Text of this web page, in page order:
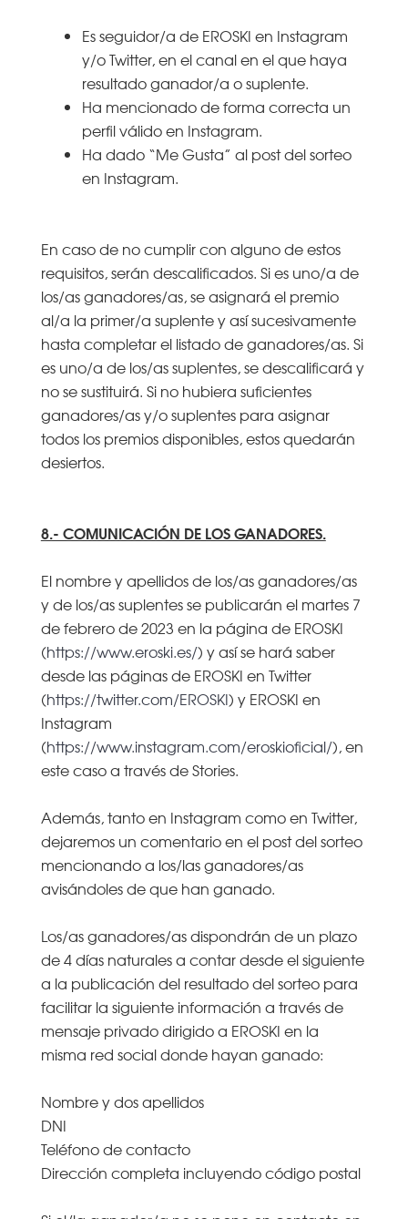
Es seguidor/a de EROSKI en Instagram
y/o Twitter, en el canal en el que haya
resultado ganador/a o suplente.
Ha mencionado de forma correcta un
perfil válido en Instagram.
Ha dado “Me Gusta” al post del sorteo
en Instagram.
En caso de no cumplir con alguno de estos
requisitos, serán descalificados. Si es uno/a de
los/as ganadores/as, se asignará el premio
al/a la primer/a suplente y así sucesivamente
hasta completar el listado de ganadores/as. Si
es uno/a de los/as suplentes, se descalificará y
no se sustituirá. Si no hubiera suficientes
ganadores/as y/o suplentes para asignar
todos los premios disponibles, estos quedarán
desiertos.
8.- COMUNICACIÓN DE LOS GANADORES.
El nombre y apellidos de los/as ganadores/as
y de los/as suplentes se publicarán el martes 7
de febrero de 2023 en la página de EROSKI
(https://www.eroski.es/) y así se hará saber
desde las páginas de EROSKI en Twitter
(https://twitter.com/EROSKI) y EROSKI en
Instagram
(https://www.instagram.com/eroskioficial/), en
este caso a través de Stories.
Además, tanto en Instagram como en Twitter,
dejaremos un comentario en el post del sorteo
mencionando a los/las ganadores/as
avisándoles de que han ganado.
Los/as ganadores/as dispondrán de un plazo
de 4 días naturales a contar desde el siguiente
a la publicación del resultado del sorteo para
facilitar la siguiente información a través de
mensaje privado dirigido a EROSKI en la
misma red social donde hayan ganado:
Nombre y dos apellidos
DNI
Teléfono de contacto
Dirección completa incluyendo código postal